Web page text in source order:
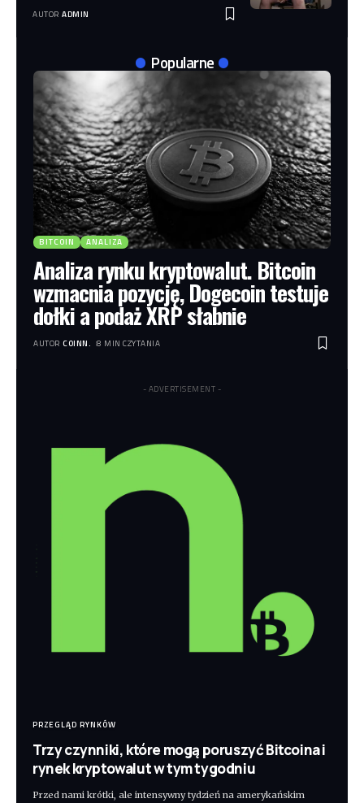
AUTOR ADMIN
Popularne
BITCOIN ANALIZA
Analiza rynku kryptowalut. Bitcoin
wzmacnia pozycję, Dogecoin testuje
dołki a podaż XRP słabnie
AUTOR COINN. 8 MIN CZYTANIA
- ADVERTISEMENT -
PRZEGLĄD RYNKÓW
Trzy czynniki, które mogą poruszyć Bitcoina i
rynek kryptowalut w tym tygodniu
Przed nami krótki, ale intensywny tydzień na amerykańskim